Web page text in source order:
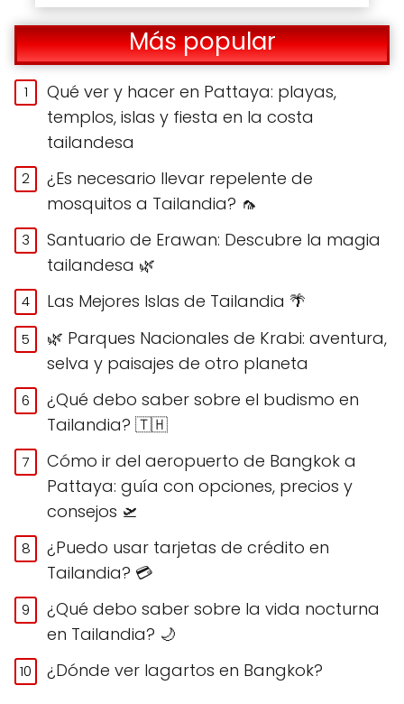
Más popular
Qué ver y hacer en Pattaya: playas,
templos, islas y fiesta en la costa
tailandesa
¿Es necesario llevar repelente de
mosquitos a Tailandia? 🦟
Santuario de Erawan: Descubre la magia
tailandesa 🌿
Las Mejores Islas de Tailandia 🌴
🌿 Parques Nacionales de Krabi: aventura,
selva y paisajes de otro planeta
¿Qué debo saber sobre el budismo en
Tailandia? 🇹🇭
Cómo ir del aeropuerto de Bangkok a
Pattaya: guía con opciones, precios y
consejos 🛫
¿Puedo usar tarjetas de crédito en
Tailandia? 💳
¿Qué debo saber sobre la vida nocturna
en Tailandia? 🌙
¿Dónde ver lagartos en Bangkok?